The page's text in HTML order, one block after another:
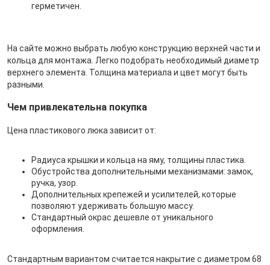
герметичен.
На сайте можно выбрать любую конструкцию верхней части и
кольца для монтажа. Легко подобрать необходимый диаметр
верхнего элемента. Толщина материала и цвет могут быть
разными.
Чем привлекательна покупка
Цена пластикового люка зависит от:
Радиуса крышки и кольца на яму, толщины пластика.
Обустройства дополнительными механизмами: замок,
ручка, узор.
Дополнительных крепежей и усилителей, которые
позволяют удерживать большую массу.
Стандартный окрас дешевле от уникального
оформления.
Стандартным вариантом считается накрытие с диаметром 68